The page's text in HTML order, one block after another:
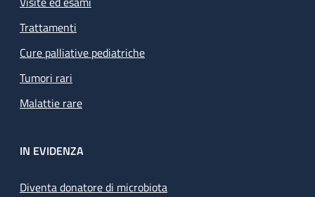
Trattamenti
Cure palliative pediatriche
Tumori rari
Malattie rare
IN EVIDENZA
Diventa donatore di microbiota